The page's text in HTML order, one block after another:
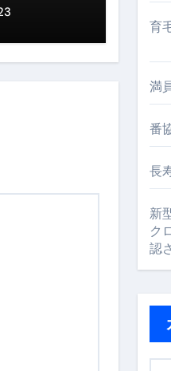
発熱…あなたの寝室に最適
！室内で“足腰と体幹”を
行為を再定義する新しいサ
に変える完全ガイドブック
ニール）まで目的別に失敗
巻き爪／飛び散り対策の選
と、年末年始に“満足度
育
満
番
長
新
ク
認